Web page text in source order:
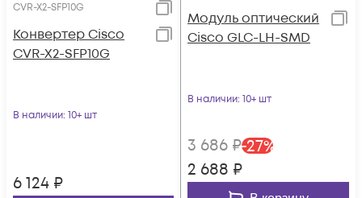
CVR-X2-SFP10G
Конвертер Cisco
CVR-X2-SFP10G
В наличии: 10+ шт
6 124 ₽
Модуль оптический
Cisco GLC-LH-SMD
В наличии: 10+ шт
3 686 ₽-27%
2 688 ₽